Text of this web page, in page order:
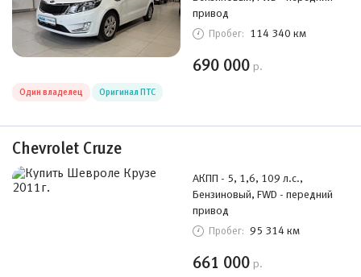
привод
Пробег: 114 340 км
690 000 р.
Один владелец Оригинал ПТС
Chevrolet Cruze
АКПП - 5, 1,6, 109 л.с.,
Бензиновый, FWD - передний
привод
Пробег: 95 314 км
661 000 р.